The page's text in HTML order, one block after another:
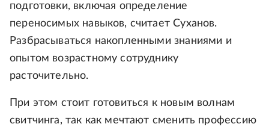
подготовки, включая определение
переносимых навыков, считает Суханов.
Разбрасываться накопленными знаниями и
опытом возрастному сотруднику
расточительно.
При этом стоит готовиться к новым волнам
свитчинга, так как мечтают сменить профессию